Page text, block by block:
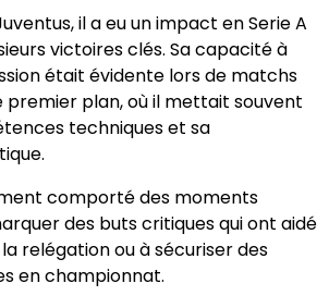
il a eu un impact en Serie A
victoires clés. Sa capacité à
était évidente lors de matchs
premier plan, où il mettait souvent
techniques et sa
comporté des moments
des buts critiques qui ont aidé
relégation ou à sécuriser des
en championnat.